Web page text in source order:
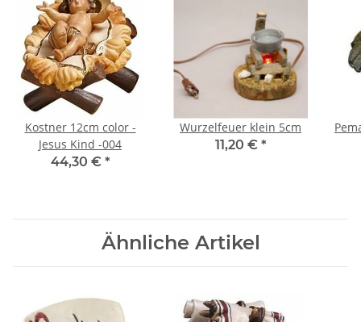
Kostner 12cm color -
Jesus Kind -004
44,30 € *
Wurzelfeuer klein 5cm
11,20 € *
Ähnliche Artikel